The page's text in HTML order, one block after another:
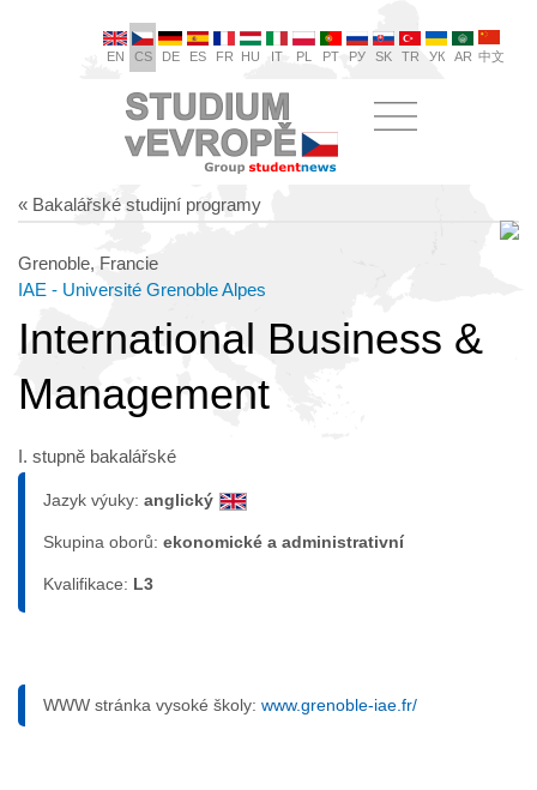
EN CS DE ES FR HU IT PL PT РУ SK TR УК AR 中文
« Bakalářské studijní programy
Grenoble, Francie
IAE - Université Grenoble Alpes
International Business &
Management
I. stupně bakalářské
Jazyk výuky: anglický
Skupina oborů: ekonomické a administrativní
Kvalifikace: L3
WWW stránka vysoké školy: www.grenoble-iae.fr/